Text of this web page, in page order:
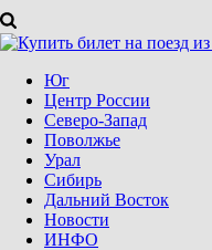
Юг
Центр России
Северо-Запад
Поволжье
Урал
Сибирь
Дальний Восток
Новости
ИНФО